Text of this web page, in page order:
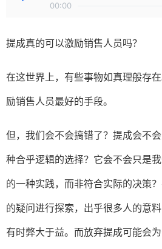
00:00
提成真的可以激励销售人员吗？
在这世界上，有些事物如真理般存
励销售人员最好的手段。
但，我们会不会搞错了？提成会不
种合乎逻辑的选择？它会不会只是
的一种实践，而非符合实际的决策
的疑问进行探索，出乎很多人的意
有时弊大于益。而放弃提成可能会为